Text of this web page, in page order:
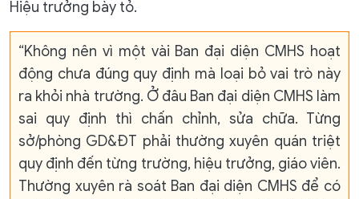
Hiệu trưởng bày tỏ.
“Không nên vì một vài Ban đại diện CMHS hoạt
động chưa đúng quy định mà loại bỏ vai trò này
ra khỏi nhà trường. Ở đâu Ban đại diện CMHS làm
sai quy định thì chấn chỉnh, sửa chữa. Từng
sở/phòng GD&ĐT phải thường xuyên quán triệt
quy định đến từng trường, hiệu trưởng, giáo viên.
Thường xuyên rà soát Ban đại diện CMHS để có